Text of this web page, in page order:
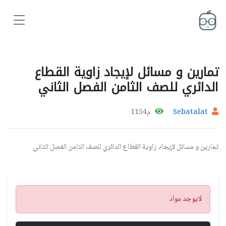
تمارين و مسائل لإيجاد زاوية القطاع
الدائري للصف الثامن الفصل الثاني
Sebatalat م1154
تمارين و مسائل لإيجاد زاوية القطاع الدائري للصف الثامن الفصل الثاني
تنبيه
لايوجد مواد